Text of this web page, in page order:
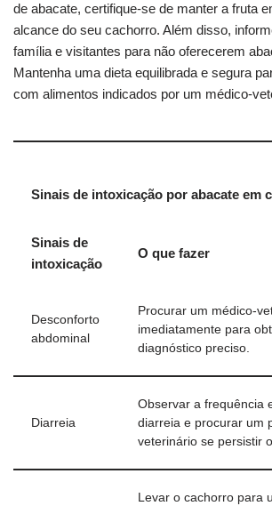
de abacate, certifique-se de manter a fruta
alcance do seu cachorro. Além disso,
família e visitantes para não oferecerem
Mantenha uma dieta equilibrada e segura
com alimentos indicados por um médico-
Sinais de intoxicação por abacate em
Sinais de
intoxicação
O que fazer
Desconforto
abdominal
Procurar um médico-
imediatamente para
diagnóstico preciso.
Diarreia
Observar a frequência
diarreia e procurar um
veterinário se persistir
Levar o cachorro para